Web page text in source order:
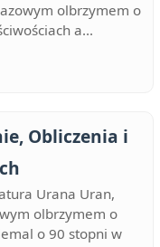
olbrzymem o
a...
Obliczenia i
Urana Uran,
olbrzymem o
o 90 stopni w